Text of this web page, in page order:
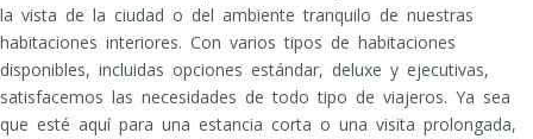
la vista de la ciudad o del ambiente tranquilo de nuestras
habitaciones interiores. Con varios tipos de habitaciones
disponibles, incluidas opciones estándar, deluxe y ejecutivas,
satisfacemos las necesidades de todo tipo de viajeros. Ya sea
que esté aquí para una estancia corta o una visita prolongada,